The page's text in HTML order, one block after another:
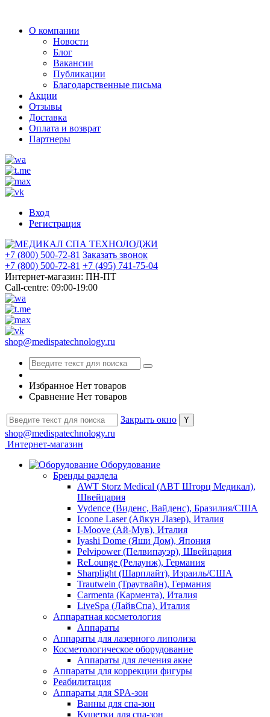
О компании
Новости
Блог
Вакансии
Публикации
Благодарственные письма
Акции
Отзывы
Доставка
Оплата и возврат
Партнеры
Вход
Регистрация
+7 (800) 500-72-81 Заказать звонок
+7 (800) 500-72-81 +7 (495) 741-75-04
Интернет-магазин: ПН-ПТ
Call-centre: 09:00-19:00
shop@medispatechnology.ru
Избранное Нет товаров
Сравнение Нет товаров
Закрыть окно
shop@medispatechnology.ru
Интернет-магазин
Оборудование
Бренды раздела
AWT Storz Medical (АВТ Шторц Медикал),
Швейцария
Vydence (Виденс, Вайденс), Бразилия/США
Icoone Laser (Айкун Лазер), Италия
I-Moove (Ай-Мув), Италия
Iyashi Dome (Яши Дом), Япония
Pelvipower (Пелвипауэр), Швейцария
ReLounge (Релаунж), Германия
Sharplight (Шарплайт), Израиль/США
Trautwein (Траутвайн), Германия
Carmenta (Кармента), Италия
LiveSpa (ЛайвСпа), Италия
Аппаратная косметология
Аппараты
Аппараты для лазерного липолиза
Косметологическое оборудование
Аппараты для лечения акне
Аппараты для коррекции фигуры
Реабилитация
Аппараты для SPA-зон
Ванны для спа-зон
Кушетки для спа-зон